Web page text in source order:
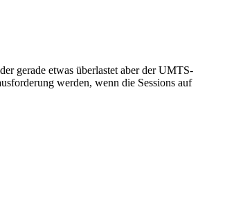
gerade etwas überlastet aber der UMTS-
werden, wenn die Sessions auf